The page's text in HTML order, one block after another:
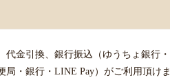
代金引換、銀行振込（ゆうちょ銀行
局・銀行・LINE Pay）がご利用頂けま